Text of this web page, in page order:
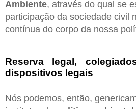
Ambiente, através do qual se
participação da sociedade civil
contínua do corpo da nossa
Reserva legal,
dispositivos legais
Nós podemos, então,